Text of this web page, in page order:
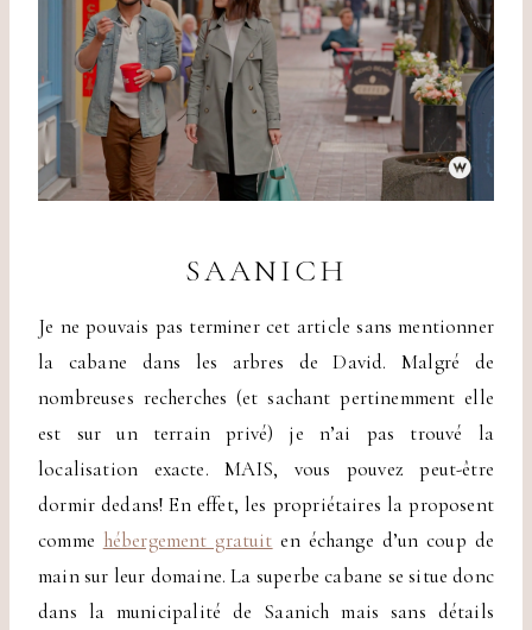
SAANICH
Je ne pouvais pas terminer cet article sans mentionner
la cabane dans les arbres de David. Malgré de
nombreuses recherches (et sachant pertinemment elle
est sur un terrain privé) je n’ai pas trouvé la
localisation exacte. MAIS, vous pouvez peut-être
dormir dedans! En effet, les propriétaires la proposent
comme hébergement gratuit en échange d’un coup de
main sur leur domaine. La superbe cabane se situe donc
dans la municipalité de Saanich mais sans détails